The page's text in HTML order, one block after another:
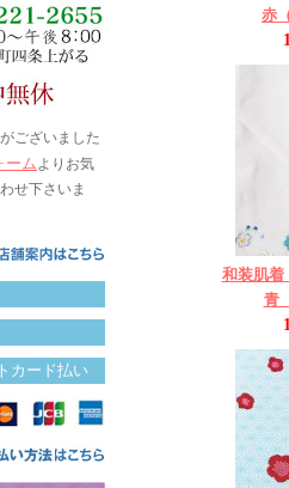
ございました
ームよりお気
せ下さいま
カード払い
赤
和装肌
青